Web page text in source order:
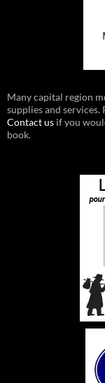
Many capital region
supplies and
Contact us if you
book.